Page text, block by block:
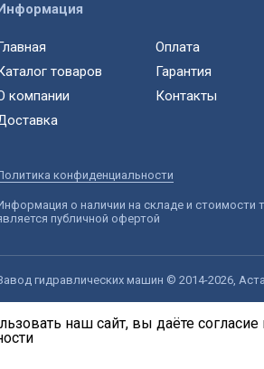
товаров
компании
Оплата
Гарантия
Контакты
конфиденциальности
о наличии на складе и
публичной офертой
гидравлических машин © 2014-2026,
наш сайт, вы даёте